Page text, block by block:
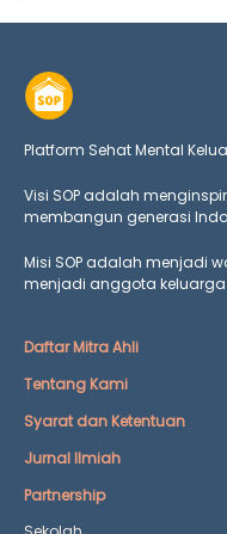
Platform Sehat Mental
Visi SOP adalah
membangun generasi
Misi SOP adalah menjadi
menjadi anggota
Daftar Mitra Ahli
Tentang Kami
Syarat dan Ketentuan
Jurnal Ilmiah
Partnership